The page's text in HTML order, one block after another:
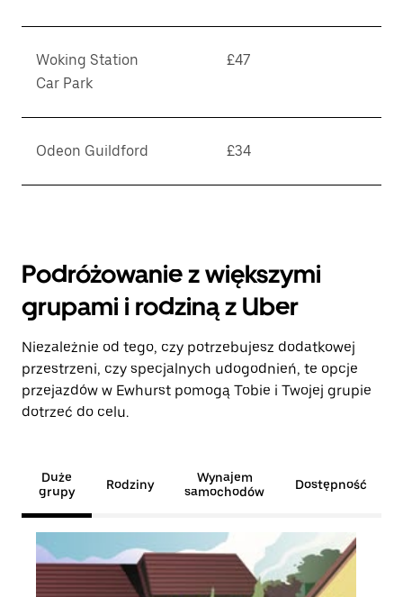
Woking Station
Car Park
£47
Odeon Guildford £34
Podróżowanie z większymi
grupami i rodziną z Uber
Niezależnie od tego, czy potrzebujesz dodatkowej
przestrzeni, czy specjalnych udogodnień, te opcje
przejazdów w Ewhurst pomogą Tobie i Twojej grupie
dotrzeć do celu.
Duże
grupy
Rodziny
Wynajem
samochodów
Dostępność